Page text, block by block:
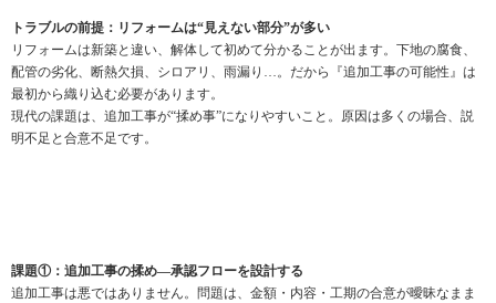
トラブルの前提：リフォームは“見えない部分”が多い
リフォームは新築と違い、解体して初めて分かることが出ます。下地の腐食、
配管の劣化、断熱欠損、シロアリ、雨漏り…。だから『追加工事の可能性』は
最初から織り込む必要があります。
現代の課題は、追加工事が“揉め事”になりやすいこと。原因は多くの場合、説
明不足と合意不足です。
課題①：追加工事の揉め—承認フローを設計する
追加工事は悪ではありません。問題は、金額・内容・工期の合意が曖昧なまま